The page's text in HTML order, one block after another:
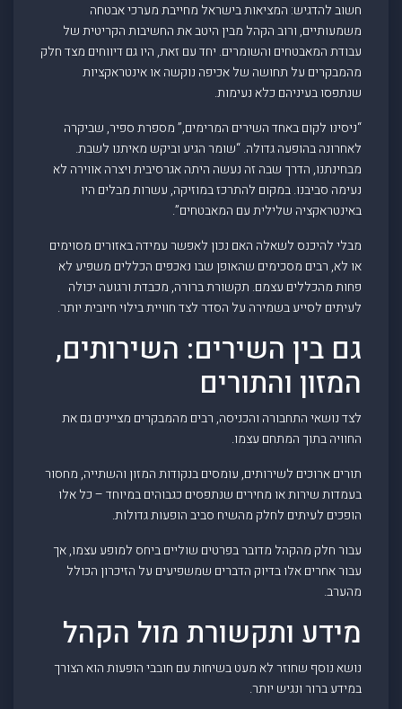
חשוב להדגיש: המציאות בישראל מחייבת מערכי אבטחה
משמעותיים, ורוב הקהל מבין היטב את החשיבות הקריטית של
עבודת המאבטחים והשומרים. יחד עם זאת, היו גם דיווחים מצד חלק
מהמבקרים על תחושה של אכיפה נוקשה או אינטראקציות
שנתפסו בעיניהם כלא נעימות.
“ניסינו לקום באחד השירים המרימים,” מספרת ספיר, שביקרה
לאחרונה בהופעה גדולה. “שומר הגיע וביקש מאיתנו לשבת.
מבחינתנו, הדרך שבה זה נעשה היתה אגרסיבית ויצרה אווירה לא
נעימה סביבנו. במקום להתרכז במוזיקה, עשרות מבלים היו
באינטראקציה שלילית עם המאבטחים”.
מבלי להיכנס לשאלה האם נכון לאפשר עמידה באזורים מסוימים
או לא, רבים מסכימים שהאופן שבו נאכפים הכללים משפיע לא
פחות מהכללים עצמם. תקשורת ברורה, מכבדת ורגועה יכולה
לעיתים לסייע בשמירה על הסדר לצד חוויית בילוי חיובית יותר.
גם בין השירים: השירותים,
המזון והתורים
לצד נושאי התחבורה והכניסה, רבים מהמבקרים מציינים גם את
החוויה בתוך המתחם עצמו.
תורים ארוכים לשירותים, עומסים בנקודות המזון והשתייה, מחסור
בעמדות שירות או מחירים שנתפסים כגבוהים במיוחד – כל אלו
הופכים לעיתים לחלק מהשיח סביב הופעות גדולות.
עבור חלק מהקהל מדובר בפרטים שוליים ביחס למופע עצמו, אך
עבור אחרים אלו בדיוק הדברים שמשפיעים על הזיכרון הכולל
מהערב.
מידע ותקשורת מול הקהל
נושא נוסף שחוזר לא מעט בשיחות עם חובבי הופעות הוא הצורך
במידע ברור ונגיש יותר.